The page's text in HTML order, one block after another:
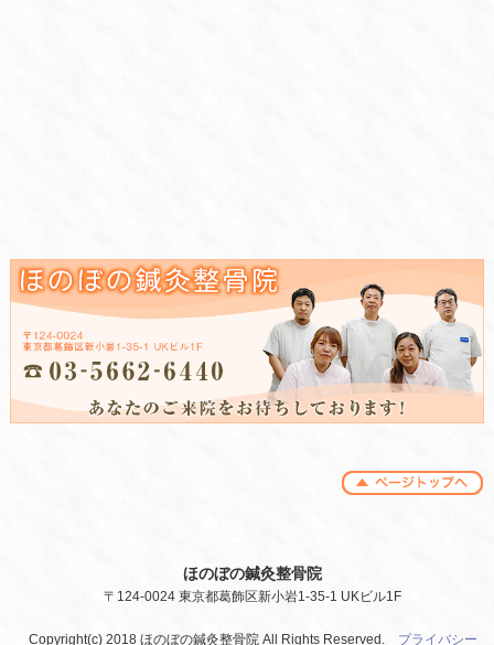
ほのぼの鍼灸整骨院
〒124-0024 東京都葛飾区新小岩1-35-1 UKビル1F
Copyright(c) 2018 ほのぼの鍼灸整骨院 All Rights Reserved. プライバシー